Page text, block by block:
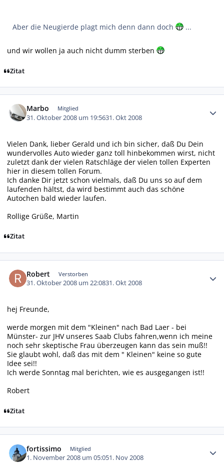
Aber die Neugierde plagt mich denn dann doch ...
und wir wollen ja auch nicht dumm sterben
Zitat
Marbo Mitglied
31. Oktober 2008 um 19:5631. Okt 2008
Vielen Dank, lieber Gerald und ich bin sicher, daß Du Dein
wundervolles Auto wieder ganz toll hinbekommen wirst, nicht
zuletzt dank der vielen Ratschläge der vielen tollen Experten
hier in diesem tollen Forum.
Ich danke Dir jetzt schon vielmals, daß Du uns so auf dem
laufenden hältst, da wird bestimmt auch das schöne
Autochen bald wieder laufen.
Rollige Grüße, Martin
Zitat
Robert Verstorben
31. Oktober 2008 um 22:0831. Okt 2008
hej Freunde,
werde morgen mit dem "Kleinen" nach Bad Laer - bei
Münster- zur JHV unseres Saab Clubs fahren,wenn ich meine
noch sehr skeptische Frau überzeugen kann das sein muß!!
Sie glaubt wohl, daß das mit dem " Kleinen" keine so gute
Idee sei!!
Ich werde Sonntag mal berichten, wie es ausgegangen ist!!
Robert
Zitat
fortissimo Mitglied
1. November 2008 um 05:051. Nov 2008